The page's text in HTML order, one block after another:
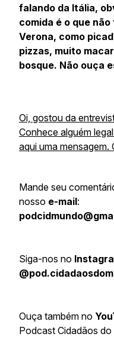
falando da Itália,
comida é o que
Verona, como
pizzas, muito
bosque. Não ouça
Oi, gostou da
Conhece alguém
aqui uma mensagem.
Mande seu
nosso e-mail:
Siga-nos no
Ouça também no
Podcast Cidadãos